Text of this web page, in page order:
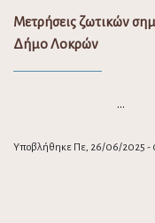
Μετρήσεις ζωτικών
Δήμο Λοκρών
…
Υποβλήθηκε Πε, 26/06/2025 -